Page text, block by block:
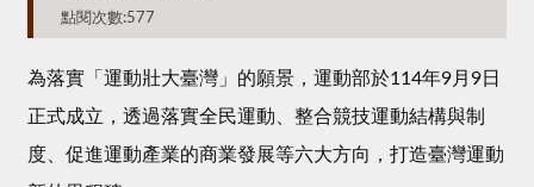
點閱次數:577
為落實「運動壯大臺灣」的願景，運動部於114年9月9日
正式成立，透過落實全民運動、整合競技運動結構與制
度、促進運動產業的商業發展等六大方向，打造臺灣運動